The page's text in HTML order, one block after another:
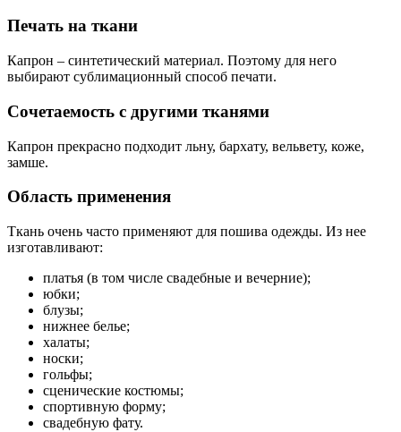
Печать на ткани
Капрон – синтетический материал. Поэтому для него
выбирают сублимационный способ печати.
Сочетаемость с другими тканями
Капрон прекрасно подходит льну, бархату, вельвету, коже,
замше.
Область применения
Ткань очень часто применяют для пошива одежды. Из нее
изготавливают:
платья (в том числе свадебные и вечерние);
юбки;
блузы;
нижнее белье;
халаты;
носки;
гольфы;
сценические костюмы;
спортивную форму;
свадебную фату.